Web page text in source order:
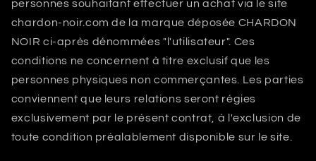
personnes souhaitant effectuer un achat via le site
chardon-noir.com de la marque déposée CHARDON
NOIR ci-après dénommées "l'utilisateur". Ces
conditions ne concernent à titre exclusif que les
personnes physiques non commerçantes. Les parties
conviennent que leurs relations seront régies
exclusivement par le présent contrat, à l'exclusion de
toute condition préalablement disponible sur le site.